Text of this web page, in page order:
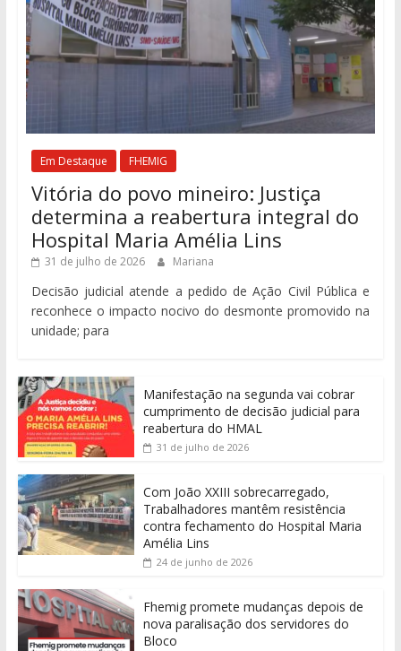
Em Destaque FHEMIG
Vitória do povo mineiro: Justiça
determina a reabertura integral do
Hospital Maria Amélia Lins
31 de julho de 2026 Mariana
Decisão judicial atende a pedido de Ação Civil Pública e
reconhece o impacto nocivo do desmonte promovido na
unidade; para
Manifestação na segunda vai cobrar
cumprimento de decisão judicial para
reabertura do HMAL
31 de julho de 2026
Com João XXIII sobrecarregado,
Trabalhadores mantêm resistência
contra fechamento do Hospital Maria
Amélia Lins
24 de junho de 2026
Fhemig promete mudanças depois de
nova paralisação dos servidores do
Bloco